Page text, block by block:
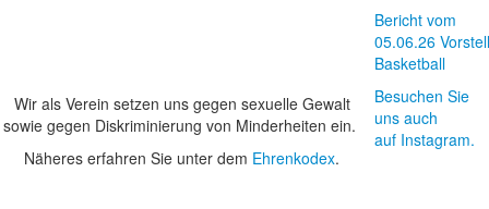
Wir als Verein setzen uns gegen sexuelle Gewalt
sowie gegen Diskriminierung von Minderheiten ein.
Näheres erfahren Sie unter dem Ehrenkodex.
Bericht vom
05.06.26
Basketball
Besuchen Sie
uns auch
auf Instagram.